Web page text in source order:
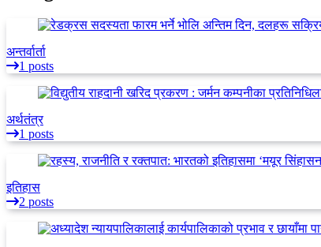
अन्तर्वार्ता
1 posts
अर्थतंत्र
1 posts
इतिहास
2 posts